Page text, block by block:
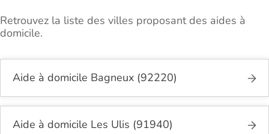
Retrouvez la liste des villes proposant des aides à
domicile.
Aide à domicile Bagneux (92220)
Aide à domicile Les Ulis (91940)